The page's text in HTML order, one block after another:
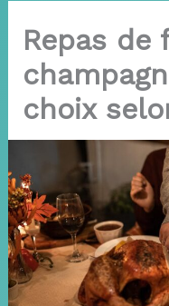
Repas de
choix